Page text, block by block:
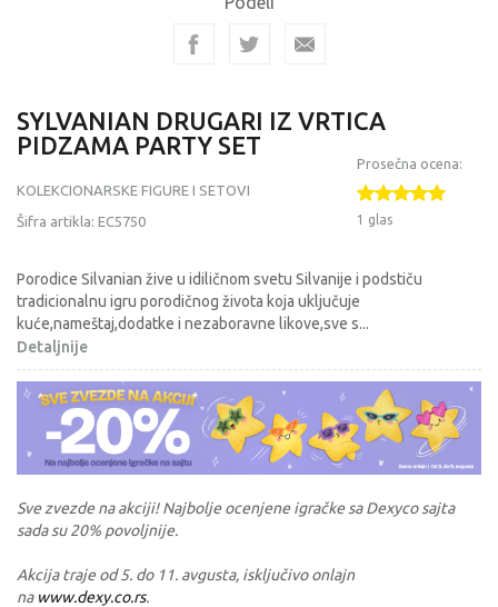
SYLVANIAN DRUGARI IZ VRTICA
PIDZAMA PARTY SET
KOLEKCIONARSKE FIGURE I SETOVI
Šifra artikla: EC5750
Prosečna ocena:
1 glas
Porodice Silvanian žive u idiličnom svetu Silvanije i podstiču
tradicionalnu igru porodičnog života koja uključuje
kuće,nameštaj,dodatke i nezaboravne likove,sve s...
Detaljnije
Sve zvezde na akciji! Najbolje ocenjene igračke sa Dexyco sajta
sada su 20% povoljnije.
Akcija traje od 5. do 11. avgusta, isključivo onlajn
na www.dexy.co.rs.